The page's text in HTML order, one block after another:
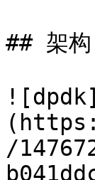
## 架构
![dpdk]
/